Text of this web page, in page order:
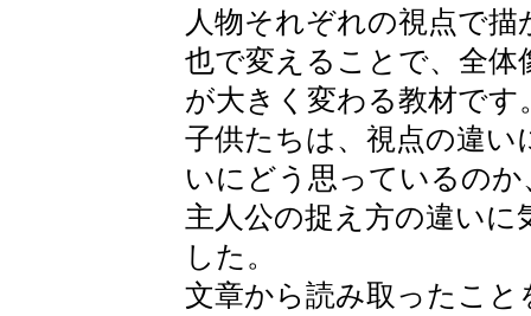
人物それぞれの視点で
也で変えることで、全体
が大きく変わる教材です
子供たちは、視点の違い
いにどう思っているの
主人公の捉え方の違い
した。
文章から読み取ったこ